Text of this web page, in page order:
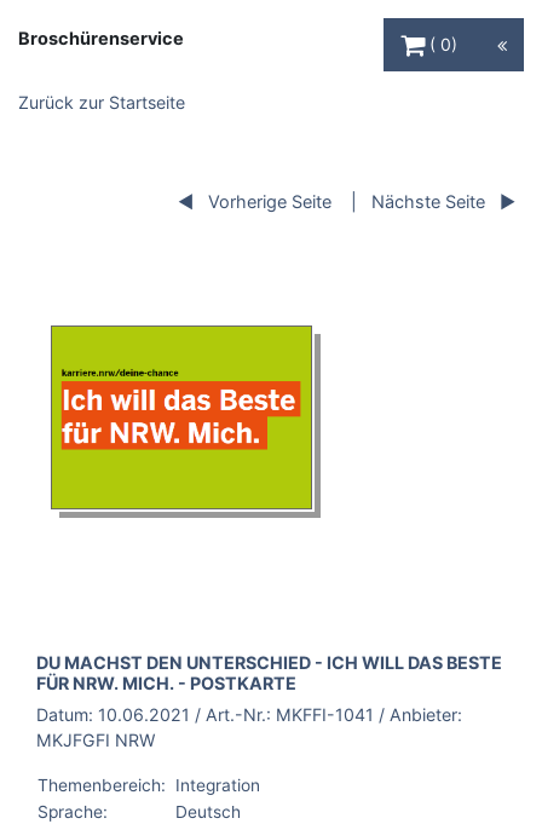
Broschürenservice
0
Zurück zur Startseite
Vorherige Seite Nächste Seite
BROSCHÜRE:
DU MACHST DEN UNTERSCHIED - ICH WILL DAS BESTE
FÜR NRW. MICH. - POSTKARTE
Datum: 10.06.2021 / Art.-Nr.: MKFFI-1041 / Anbieter:
MKJFGFI NRW
Themenbereich:
Integration
Sprache:
Deutsch